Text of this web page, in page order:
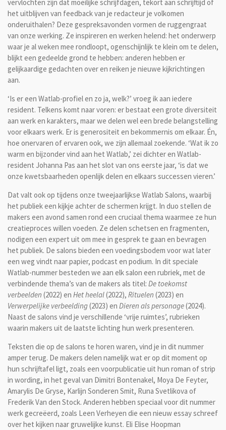
vervlochten zijn dat moeilijke schrijfdagen, tekort aan schrijftijd of
het uitblijven van feedback van je redacteur je volkomen
onderuithalen? Deze gespreksavonden vormen de ruggengraat
van onze werking. Ze inspireren en werken helend: het onderwerp
waar je al weken mee rondloopt, ogenschijnlijk te klein om te delen,
blijkt een gedeelde grond te hebben: anderen hebben er
gelijkaardige gedachten over en reiken je nieuwe kijkrichtingen
aan.
‘Is er een Watlab-profiel en zo ja, welk?’ vroeg ik aan iedere
resident. Telkens komt naar voren: er bestaat een grote diversiteit
aan werk en karakters, maar we delen wel een brede belangstelling
voor elkaars werk. Er is generositeit en bekommernis om elkaar. Én,
hoe onervaren of ervaren ook, we zijn allemaal zoekende. ‘Wat ik zo
warm en bijzonder vind aan het Watlab,’ zei dichter en Watlab-
resident Johanna Pas aan het slot van ons eerste jaar, ‘is dat we
onze kwetsbaarheden openlijk delen en elkaars successen vieren.’
Dat valt ook op tijdens onze tweejaarlijkse Watlab Salons, waarbij
het publiek een kijkje achter de schermen krijgt. In duo stellen de
makers een avond samen rond een cruciaal thema waarmee ze hun
creatieproces willen voeden. Ze delen schetsen en fragmenten,
nodigen een expert uit om mee in gesprek te gaan en bevragen
het publiek. De salons bieden een voedingsbodem voor wat later
een weg vindt naar papier, podcast en podium. In dit speciale
Watlab-nummer besteden we aan elk salon een rubriek, met de
verbindende thema’s van de makers als titel: De toekomst
verbeelden (2022) en Het heelal(2022), Rituelen (2023) en
Verwerpelijke verbeelding(2023) en Dieren als personage(2024).
Naast de salons vind je verschillende ‘vrije ruimtes’, rubrieken
waarin makers uit de laatste lichting hun werk presenteren.
Teksten die op de salons te horen waren, vind je in dit nummer
amper terug. De makers delen namelijk wat er op dit moment op
hun schrijftafel ligt, zoals een voorpublicatie uit hun roman of strip
in wording, in het geval van Dimitri Bontenakel, Moya De Feyter,
Amarylis De Gryse, Karlijn Sonderen Smit, Runa Svetlikova of
Frederik Van den Stock. Anderen hebben speciaal voor dit nummer
werk gecreëerd, zoals Leen Verheyen die een nieuw essay schreef
over het kijken naar gruwelijke kunst. Eli Elise Hoopman